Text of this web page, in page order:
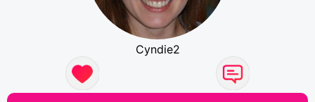
Cyndie2